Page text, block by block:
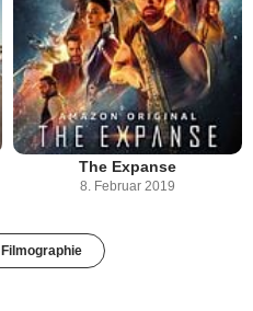
The Expanse
8. Februar 2019